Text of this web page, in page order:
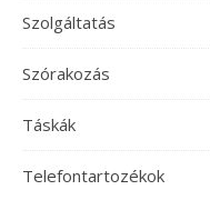
Szolgáltatás
Szórakozás
Táskák
Telefontartozékok